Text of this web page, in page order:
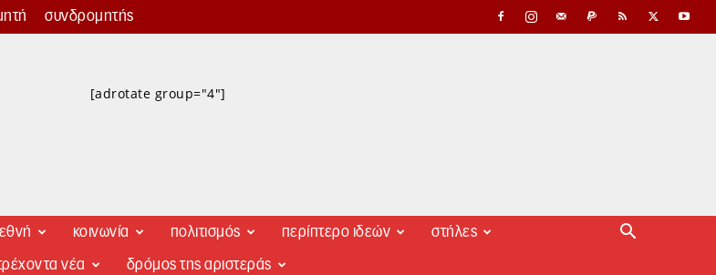
συνδρομητής
[adrotate group="4"]
κοινωνία πολιτισμός περίπτερο ιδεών στήλες
νέα δρόμος της αριστεράς